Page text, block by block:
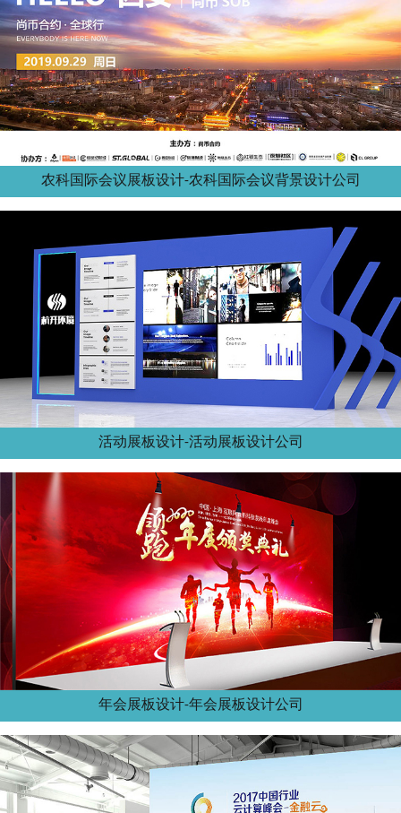
农科国际会议展板设计-农科国际会议背景设计公司
活动展板设计-活动展板设计公司
年会展板设计-年会展板设计公司